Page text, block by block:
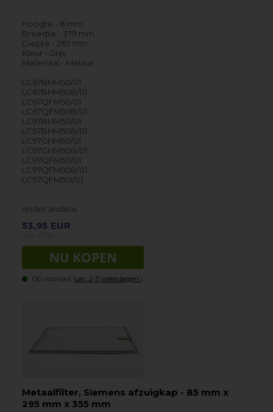
Hoogte - 8 mm
Breedte - 379 mm
Diepte - 265 mm
Kleur - Grijs
Materiaal - Metaal
LC67BHM50/01
LC67BHM50B/01
LC67QFM50/01
LC67QFM50B/01
LC97BHM50/01
LC97BHM50B/01
LC97GHM50/01
LC97GHM50B/01
LC97QFM50/01
LC97QFM50B/01
LC97QFM50I/01
onder andere…
53,95 EUR
Op voorraad (Lev. 2-3 weekdagen. ).
Metaalfilter, Siemens afzuigkap - 85 mm x
295 mm x 355 mm